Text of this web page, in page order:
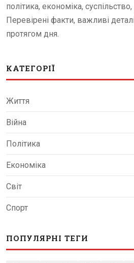
політика, економіка, суспільство,
Перевірені факти, важливі
протягом дня.
КАТЕГОРІЇ
Життя
Війна
Політика
Економіка
Світ
Спорт
ПОПУЛЯРНІ ТЕГИ